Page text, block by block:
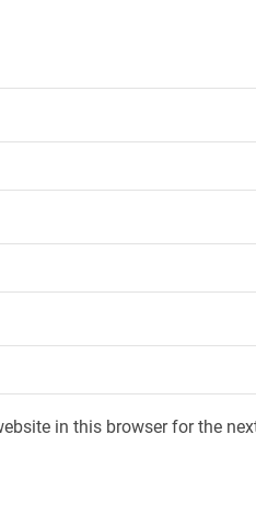
in this browser for the